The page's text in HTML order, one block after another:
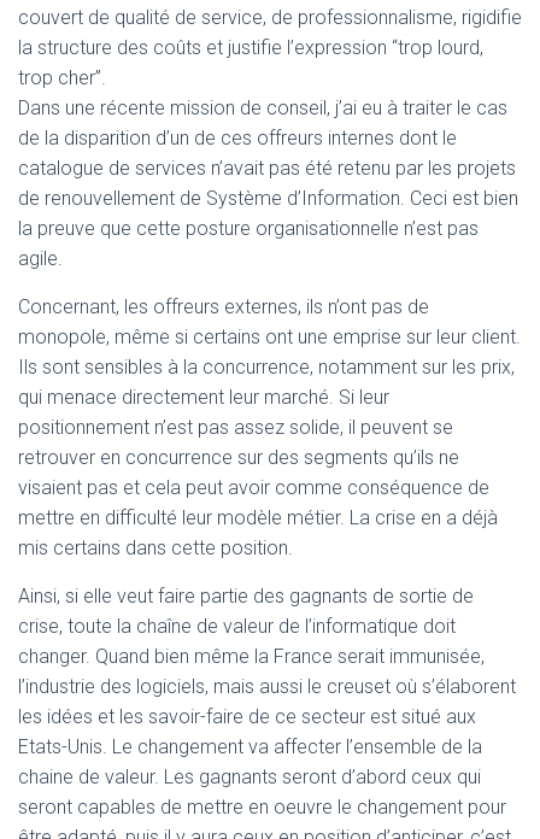
couvert de qualité de service, de professionnalisme, rigidifie
la structure des coûts et justifie l’expression “trop lourd,
trop cher”.
Dans une récente mission de conseil, j’ai eu à traiter le cas
de la disparition d’un de ces offreurs internes dont le
catalogue de services n’avait pas été retenu par les projets
de renouvellement de Système d’Information. Ceci est bien
la preuve que cette posture organisationnelle n’est pas
agile.
Concernant, les offreurs externes, ils n’ont pas de
monopole, même si certains ont une emprise sur leur client.
Ils sont sensibles à la concurrence, notamment sur les prix,
qui menace directement leur marché. Si leur
positionnement n’est pas assez solide, il peuvent se
retrouver en concurrence sur des segments qu’ils ne
visaient pas et cela peut avoir comme conséquence de
mettre en difficulté leur modèle métier. La crise en a déjà
mis certains dans cette position.
Ainsi, si elle veut faire partie des gagnants de sortie de
crise, toute la chaîne de valeur de l’informatique doit
changer. Quand bien même la France serait immunisée,
l’industrie des logiciels, mais aussi le creuset où s’élaborent
les idées et les savoir-faire de ce secteur est situé aux
Etats-Unis. Le changement va affecter l’ensemble de la
chaine de valeur. Les gagnants seront d’abord ceux qui
seront capables de mettre en oeuvre le changement pour